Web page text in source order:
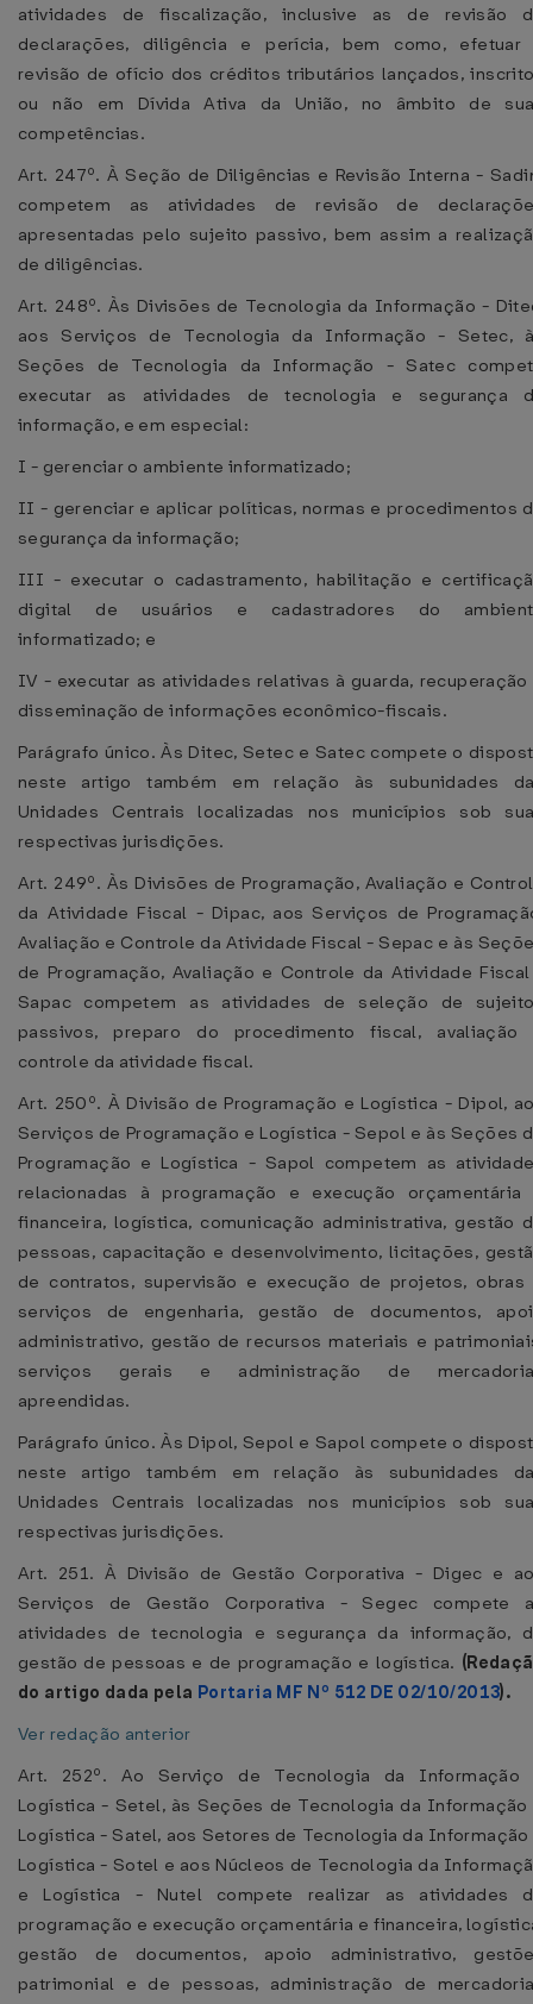
atividades de fiscalização, inclusive as de revisão
declarações, diligência e perícia, bem como, efetuar
revisão de ofício dos créditos tributários lançados,
ou não em Dívida Ativa da União, no âmbito de
competências.
Art. 247º. À Seção de Diligências e Revisão Interna -
competem as atividades de revisão de
apresentadas pelo sujeito passivo, bem assim a
de diligências.
Art. 248º. Às Divisões de Tecnologia da Informação -
aos Serviços de Tecnologia da Informação - Setec,
Seções de Tecnologia da Informação - Satec
executar as atividades de tecnologia e segurança
informação, e em especial:
I - gerenciar o ambiente informatizado;
II - gerenciar e aplicar políticas, normas e procedimentos
segurança da informação;
III - executar o cadastramento, habilitação e
digital de usuários e cadastradores do
informatizado; e
IV - executar as atividades relativas à guarda, recuperação
disseminação de informações econômico-fiscais.
Parágrafo único. Às Ditec, Setec e Satec compete o
neste artigo também em relação às subunidades
Unidades Centrais localizadas nos municípios sob
respectivas jurisdições.
Art. 249º. Às Divisões de Programação, Avaliação e
da Atividade Fiscal - Dipac, aos Serviços de
Avaliação e Controle da Atividade Fiscal - Sepac e às
de Programação, Avaliação e Controle da Atividade
Sapac competem as atividades de seleção de
passivos, preparo do procedimento fiscal, avaliação
controle da atividade fiscal.
Art. 250º. À Divisão de Programação e Logística - Dipol,
Serviços de Programação e Logística - Sepol e às Seções
Programação e Logística - Sapol competem as
relacionadas à programação e execução orçamentária
financeira, logística, comunicação administrativa, gestão
pessoas, capacitação e desenvolvimento, licitações,
de contratos, supervisão e execução de projetos, obras
serviços de engenharia, gestão de documentos,
administrativo, gestão de recursos materiais e
serviços gerais e administração de
apreendidas.
Parágrafo único. Às Dipol, Sepol e Sapol compete o
neste artigo também em relação às subunidades
Unidades Centrais localizadas nos municípios sob
respectivas jurisdições.
Art. 251. À Divisão de Gestão Corporativa - Digec e
Serviços de Gestão Corporativa - Segec compete
atividades de tecnologia e segurança da informação,
gestão de pessoas e de programação e logística.
do artigo dada pela Portaria MF Nº 512 DE 02/10/2013).
Ver redação anterior
Art. 252º. Ao Serviço de Tecnologia da Informação
Logística - Setel, às Seções de Tecnologia da Informação
Logística - Satel, aos Setores de Tecnologia da Informação
Logística - Sotel e aos Núcleos de Tecnologia da
e Logística - Nutel compete realizar as atividades
programação e execução orçamentária e financeira,
gestão de documentos, apoio administrativo,
patrimonial e de pessoas, administração de